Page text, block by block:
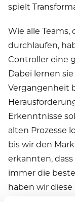
spielt
Wie alle
durchlaufen,
Controller eine
Dabei lernen
Vergangenheit
Erkenntnisse
alten Prozesse
bis wir den
erkannten,
immer die beste
haben wir